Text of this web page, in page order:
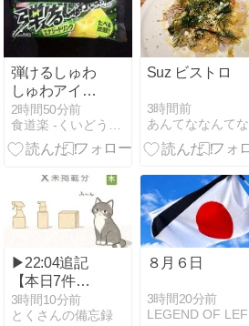
モンゼリー」
弾けるしゅわ
しゅわアイス
バー エナジー
ドリンク
2時間50分前
食道楽 -くいどうらく-
Suz ビストロ
3時間前
あんてななんてな
▶22:04追記
【本日7件掲
載中】『X未
掲載簡易記
3時間10分前
とくさんの備忘録
８月６日
3時間20分前